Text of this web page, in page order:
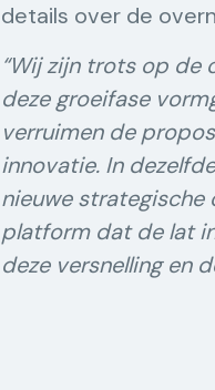
details over de
“Wij zijn trots op
deze groeifase
verruimen de
innovatie. In
nieuwe strategische
platform dat de lat
deze versnelling en